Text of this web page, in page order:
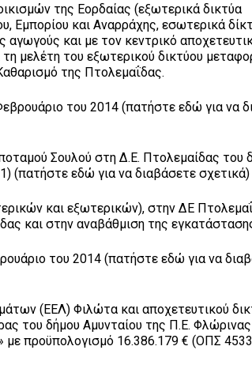
της Εορδαίας (εξωτερικά δικτύα
και Αναρράχης, εσωτερικά
και με τον κεντρικό
μελέτη του εξωτερικού δικτύου
της Πτολεμαΐδας.
του 2014 (πατήστε εδώ για να
Σουλού στη Δ.Ε. Πτολεμαίδας του
(πατήστε εδώ για να διαβάσετε σχετικά)
και εξωτερικών), στην ΔΕ
και στην αναβάθμιση της
του 2014 (πατήστε εδώ για να
(ΕΕΛ) Φιλώτα και αποχετευτικού
του δήμου Αμυνταίου της Π.Ε.
με προϋπολογισμό 16.386.179 € (ΟΠΣ